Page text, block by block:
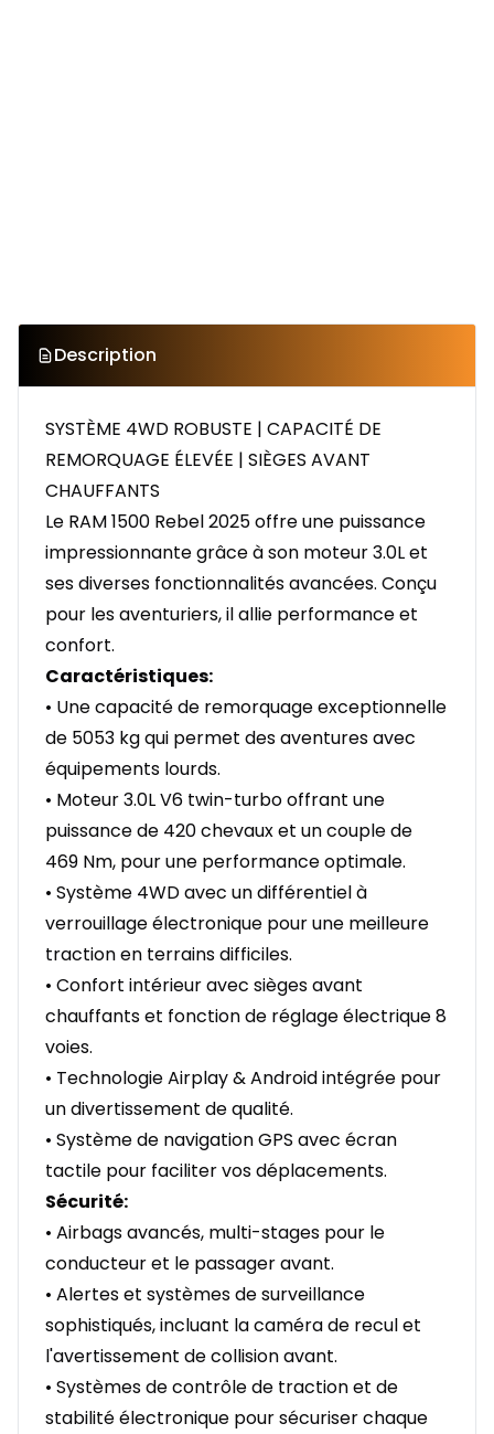
Description
SYSTÈME 4WD ROBUSTE | CAPACITÉ DE
REMORQUAGE ÉLEVÉE | SIÈGES AVANT
CHAUFFANTS
Le RAM 1500 Rebel 2025 offre une puissance
impressionnante grâce à son moteur 3.0L et
ses diverses fonctionnalités avancées. Conçu
pour les aventuriers, il allie performance et
confort.
Caractéristiques:
• Une capacité de remorquage exceptionnelle
de 5053 kg qui permet des aventures avec
équipements lourds.
• Moteur 3.0L V6 twin-turbo offrant une
puissance de 420 chevaux et un couple de
469 Nm, pour une performance optimale.
• Système 4WD avec un différentiel à
verrouillage électronique pour une meilleure
traction en terrains difficiles.
• Confort intérieur avec sièges avant
chauffants et fonction de réglage électrique 8
voies.
• Technologie Airplay & Android intégrée pour
un divertissement de qualité.
• Système de navigation GPS avec écran
tactile pour faciliter vos déplacements.
Sécurité:
• Airbags avancés, multi-stages pour le
conducteur et le passager avant.
• Alertes et systèmes de surveillance
sophistiqués, incluant la caméra de recul et
l'avertissement de collision avant.
• Systèmes de contrôle de traction et de
stabilité électronique pour sécuriser chaque